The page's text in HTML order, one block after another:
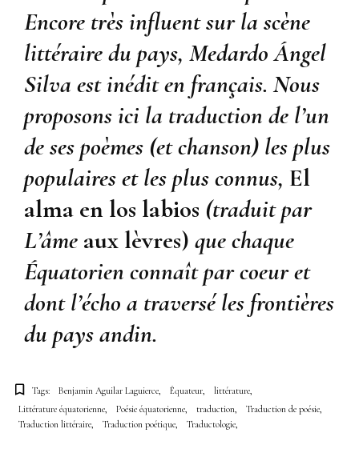
Encore très influent sur la scène
littéraire du pays, Medardo Ángel
Silva est inédit en français. Nous
proposons ici la traduction de l’un
de ses poèmes (et chanson) les plus
populaires et les plus connus, El
alma en los labios (traduit par
L’âme aux lèvres) que chaque
Équatorien connaît par coeur et
dont l’écho a traversé les frontières
du pays andin.
Tags: Benjamin Aguilar Laguierce Équateur
littérature
Littérature équatorienne
Poésie équatorienne traduction
Traduction de poésie
Traduction littéraire
Traduction poétique Traductologie